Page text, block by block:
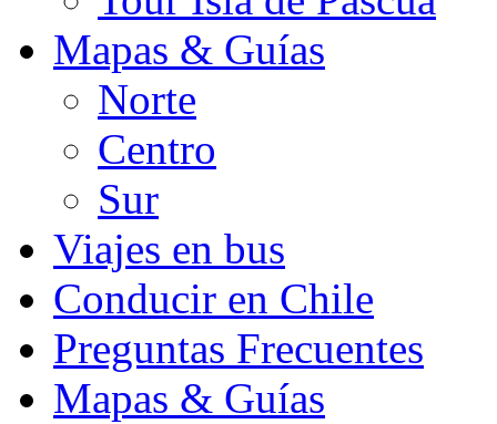
Mapas & Guías
Norte
Centro
Sur
Viajes en bus
Conducir en Chile
Preguntas Frecuentes
Mapas & Guías